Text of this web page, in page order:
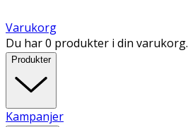
Varukorg
Du har 0 produkter i din varukorg.
Produkter
Kampanjer